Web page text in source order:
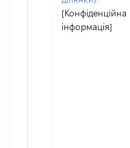
[Конфіденційна
інформація]